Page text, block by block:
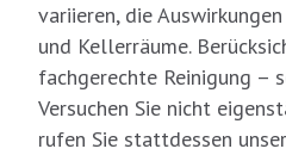
variieren, die
und Kellerräume.
fachgerechte Reinigung –
Versuchen Sie nicht
rufen Sie stattdessen